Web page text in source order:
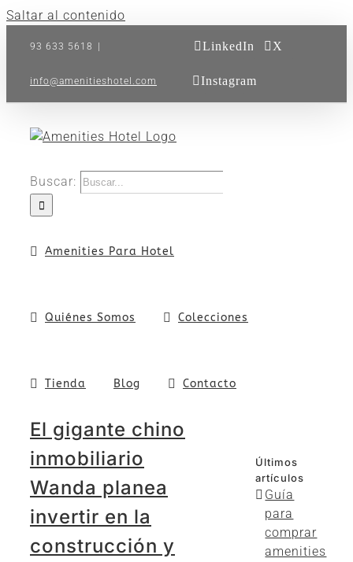
Saltar al contenido
93 633 5618
info@amenitieshotel.com
LinkedIn X
Instagram
Buscar:
Amenities Para Hotel
Quiénes Somos Colecciones
Tienda Blog Contacto
El gigante chino
inmobiliario
Wanda planea
invertir en la
construcción y
Últimos
artículos
Guía
para
comprar
amenities